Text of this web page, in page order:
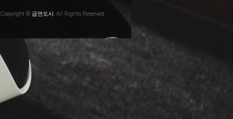
Copyright © 금연도시. All Rights Reserved.